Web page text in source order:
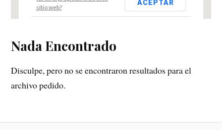
sitio web?
ACEPTAR
Nada Encontrado
Disculpe, pero no se encontraron resultados para el
archivo pedido.